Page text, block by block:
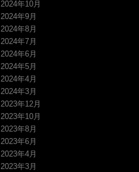
2024年10月
2024年9月
2024年8月
2024年7月
2024年6月
2024年5月
2024年4月
2024年3月
2023年12月
2023年10月
2023年8月
2023年6月
2023年4月
2023年3月